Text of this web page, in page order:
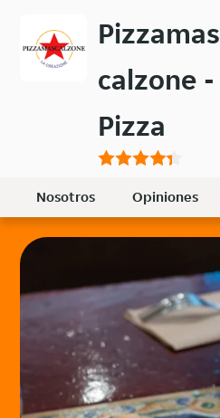
menú
Pizzamas
calzone -
Pizza
Nosotros Opiniones